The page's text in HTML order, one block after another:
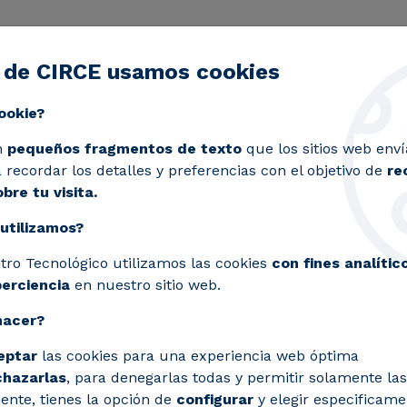
Servicios Laboratorios
sector biobasado con SYMBA y refuerza su apuesta
sostenibilidad en el
su apuesta por
integradas que permiten
CIRCE usamos cookies
pequeños fragmentos de textoque los sitios web
recordar los detalles y preferencias con el objetivo de
tu visita.
Tecnológico utilizamos las cookies con fines
en nuestro sitio web.
las cookies para una experiencia web óptima
, para denegarlas todas y permitir solamente
tienes la opción de configurary elegir